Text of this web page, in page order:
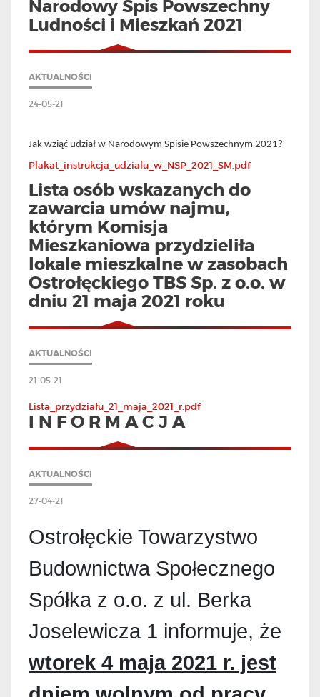
Narodowy Spis Powszechny
Ludności i Mieszkań 2021
AKTUALNOŚCI
24-05-21
Jak wziąć udział w Narodowym Spisie Powszechnym 2021?
Plakat_instrukcja_udzialu_w_NSP_2021_SM.pdf
Lista osób wskazanych do
zawarcia umów najmu,
którym Komisja
Mieszkaniowa przydzieliła
lokale mieszkalne w zasobach
Ostrołęckiego TBS Sp. z o.o. w
dniu 21 maja 2021 roku
AKTUALNOŚCI
21-05-21
Lista_przydziału_21_maja_2021_r.pdf
I N F O R M A C J A
AKTUALNOŚCI
27-04-21
Ostrołęckie Towarzystwo
Budownictwa Społecznego
Spółka z o.o. z ul. Berka
Joselewicza 1 informuje, że
wtorek 4 maja 2021 r. jest